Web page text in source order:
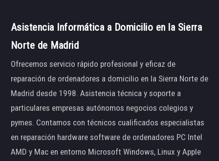
Asistencia Informática a Domicilio en la Sierra
Norte de Madrid
Ofrecemos servicio rápido profesional y eficaz de
reparación de ordenadores a domicilio en la Sierra Norte de
Madrid desde 1998. Asistencia técnica y soporte a
particulares empresas autónomos negocios colegios y
pymes. Contamos con técnicos cualificados especialistas
en reparación hardware software de ordenadores PC Intel
AMD y Mac en entorno Microsoft Windows, Linux y Apple